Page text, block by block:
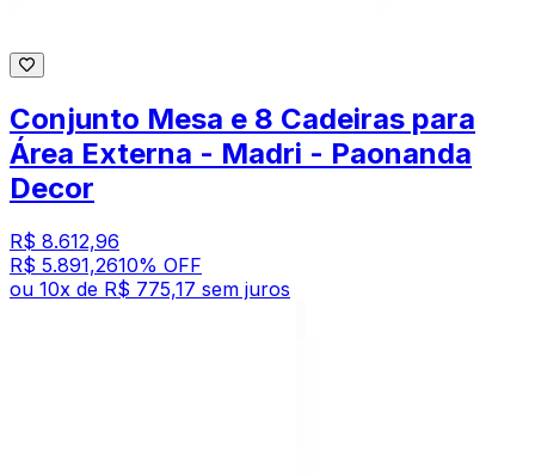
Conjunto Mesa e 8 Cadeiras para
Área Externa - Madri - Paonanda
Decor
R$ 8.612,96
R$ 5.891,2610% OFF
ou 10x de R$ 775,17 sem juros